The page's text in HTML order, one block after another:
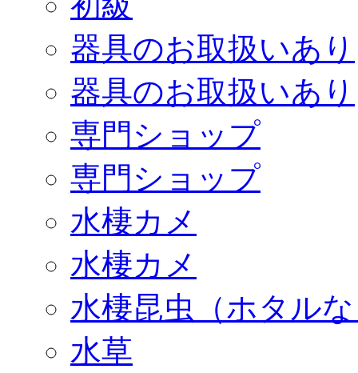
器具のお取扱いあり
器具のお取扱いあり
専門ショップ
専門ショップ
水棲カメ
水棲カメ
水棲昆虫（ホタル
水草